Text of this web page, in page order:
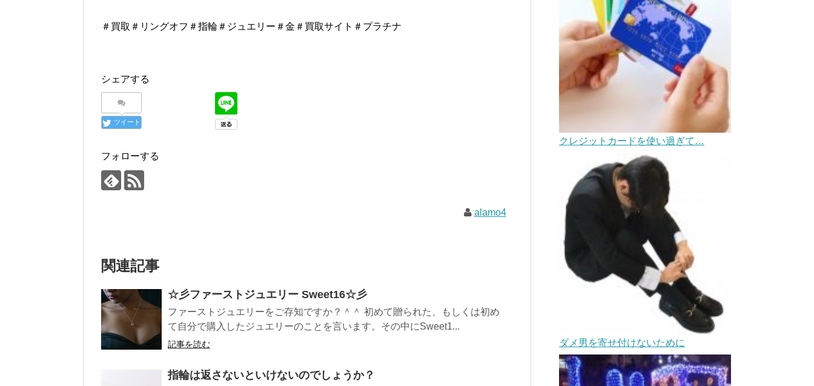
＃買取＃リングオフ＃指輪＃ジュエリー＃金＃買取サイト＃プラチナ
シェアする
ツイート
フォローする
alamo4
関連記事
☆彡ファーストジュエリー Sweet16☆彡
ファーストジュエリーをご存知ですか？＾＾ 初めて贈られた、もしくは初め
て自分で購入したジュエリーのことを言います。その中にSweet1...
記事を読む
指輪は返さないといけないのでしょうか？
クレジットカードを使い過ぎて…
ダメ男を寄せ付けないために